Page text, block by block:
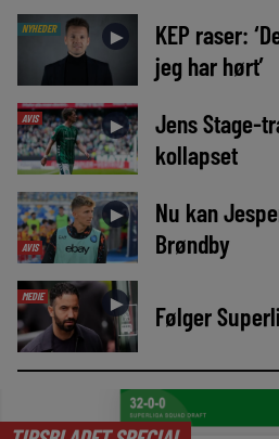
NYHEDER ►
KEP raser:
jeg har hørt’
AVIS ►
Jens Stage-
kollapset
AVIS
►
Nu kan
Brøndby
MEDIE ► Følger